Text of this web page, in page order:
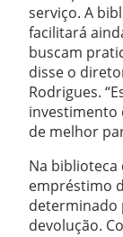
serviço. A
facilitará
buscam
disse o
Rodrigues.
investimento
de melhor
Na biblioteca
empréstimo
determinado
devolução.